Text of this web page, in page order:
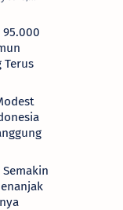
the
95.000
Terus